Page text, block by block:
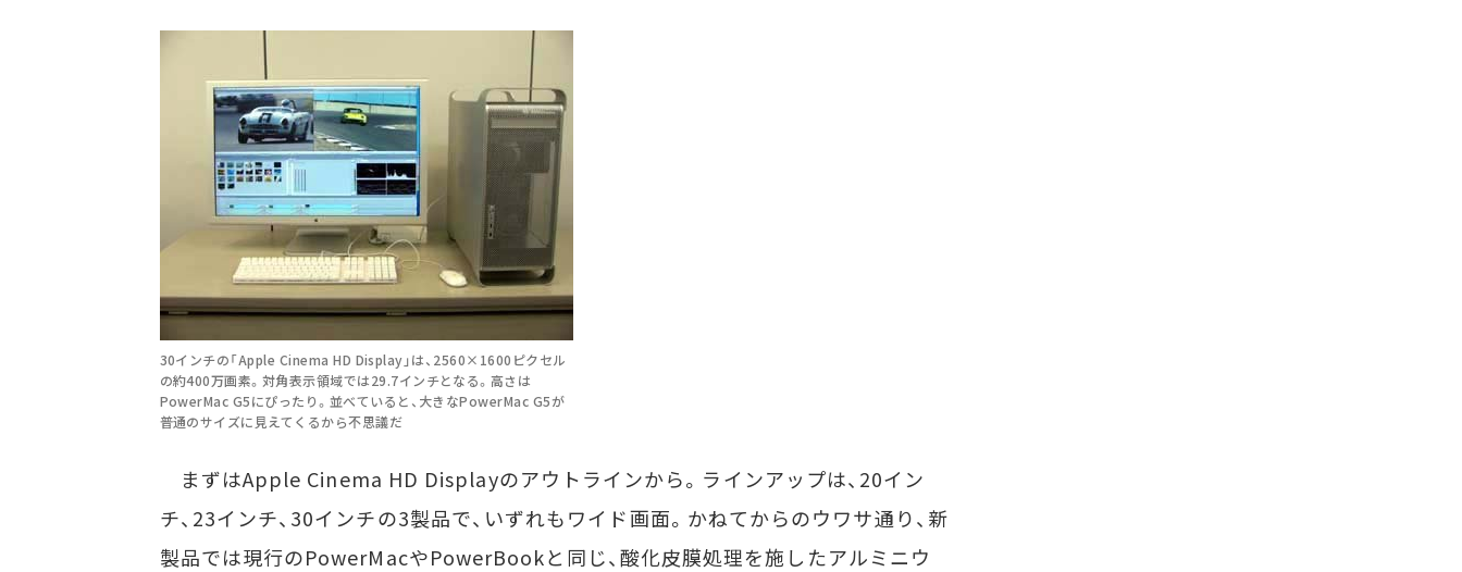
30インチの「Apple Cinema HD Display」は、2560×1600ピクセル
の約400万画素。対角表示領域では29.7インチとなる。高さは
PowerMac G5にぴったり。並べていると、大きなPowerMac G5が
普通のサイズに見えてくるから不思議だ
まずはApple Cinema HD Displayのアウトラインから。ラインアップは、20イン
チ、23インチ、30インチの3製品で、いずれもワイド画面。かねてからのウワサ通り、新
製品では現行のPowerMacやPowerBookと同じ、酸化皮膜処理を施したアルミニウ